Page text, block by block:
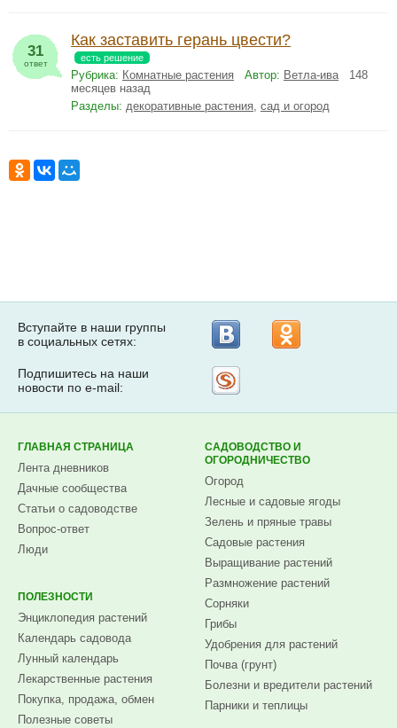
31
ответ
Как заставить герань цвести?
есть решение
Рубрика: Комнатные растения Автор: Ветла-ива148
месяцев назад
Разделы: декоративные растения, сад и огород
Вступайте в наши группы
в социальных сетях:
Подпишитесь на наши
новости по e-mail:
ГЛАВНАЯ СТРАНИЦА
Лента дневников
Дачные сообщества
Статьи о садоводстве
Вопрос-ответ
Люди
ПОЛЕЗНОСТИ
Энциклопедия растений
Календарь садовода
Лунный календарь
Лекарственные растения
Покупка, продажа, обмен
Полезные советы
САДОВОДСТВО И
ОГОРОДНИЧЕСТВО
Огород
Лесные и садовые ягоды
Зелень и пряные травы
Садовые растения
Выращивание растений
Размножение растений
Сорняки
Грибы
Удобрения для растений
Почва (грунт)
Болезни и вредители растений
Парники и теплицы